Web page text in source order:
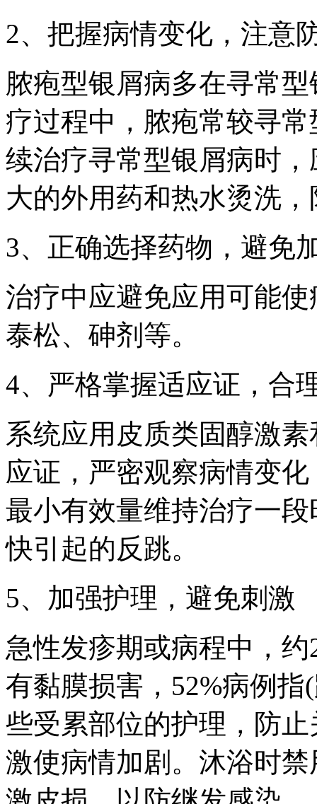
2、把握病情变化，注意
脓疱型银屑病多在寻常
疗过程中，脓疱常较寻
续治疗寻常型银屑病时
大的外用药和热水烫洗
3、正确选择药物，避免
治疗中应避免应用可能
泰松、砷剂等。
4、严格掌握适应证，合
系统应用皮质类固醇激
应证，严密观察病情变
最小有效量维持治疗一
快引起的反跳。
5、加强护理，避免刺激
急性发疹期或病程中，
有黏膜损害，52%病例
些受累部位的护理，防
激使病情加剧。沐浴时